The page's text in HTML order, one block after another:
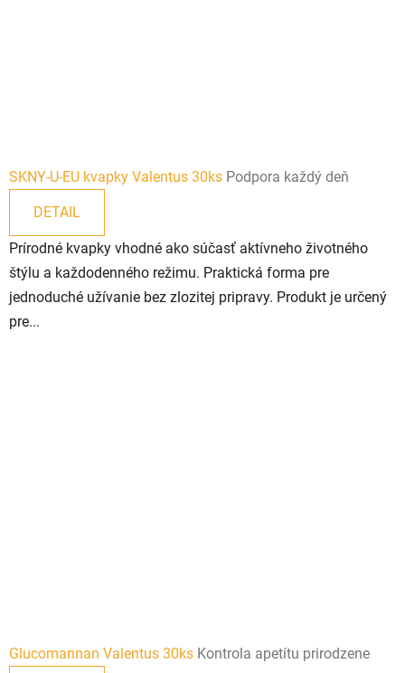
SKNY-U-EU kvapky Valentus 30ks Podpora každý deň
DETAIL
Prírodné kvapky vhodné ako súčasť aktívneho životného
štýlu a každodenného režimu. Praktická forma pre
jednoduché užívanie bez zlozitej pripravy. Produkt je určený
pre...
Glucomannan Valentus 30ks Kontrola apetítu prirodzene